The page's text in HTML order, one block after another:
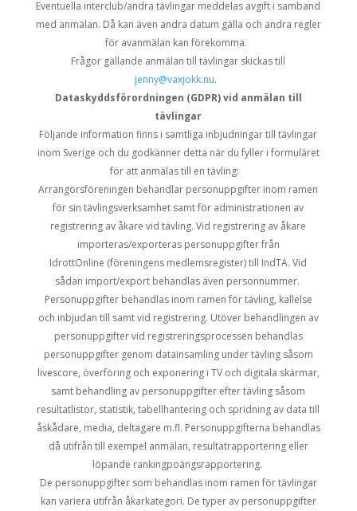
Eventuella interclub/andra tävlingar meddelas avgift i samband
med anmälan. Då kan även andra datum gälla och andra regler
för avanmälan kan förekomma.
Frågor gällande anmälan till tävlingar skickas till
jenny@vaxjokk.nu.
Dataskyddsförordningen (GDPR)vid anmälan till
tävlingar
Följande information finns i samtliga inbjudningar till tävlingar
inom Sverige och du godkänner detta när du fyller i formuläret
för att anmälas till en tävling:
Arrangörsföreningen behandlar personuppgifter inom ramen
för sin tävlingsverksamhet samt för administrationen av
registrering av åkare vid tävling. Vid registrering av åkare
importeras/exporteras personuppgifter från
IdrottOnline (föreningens medlemsregister) till IndTA. Vid
sådan import/export behandlas även personnummer.
Personuppgifter behandlas inom ramen för tävling, kallelse
och inbjudan till samt vid registrering. Utöver behandlingen av
personuppgifter vid registreringsprocessen behandlas
personuppgifter genom datainsamling under tävling såsom
livescore, överföring och exponering i TV och digitala skärmar,
samt behandling av personuppgifter efter tävling såsom
resultatlistor, statistik, tabellhantering och spridning av data till
åskådare, media, deltagare m.fl. Personuppgifterna behandlas
då utifrån till exempel anmälan, resultatrapportering eller
löpande rankingpoängsrapportering.
De personuppgifter som behandlas inom ramen för tävlingar
kan variera utifrån åkarkategori. De typer av personuppgifter